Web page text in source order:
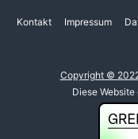
Kontakt Impressum
Copyright ©
Diese